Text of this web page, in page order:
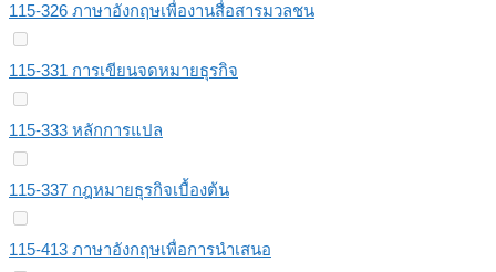
115-326 ภาษาอังกฤษเพื่องานสื่อสารมวลชน
115-331 การเขียนจดหมายธุรกิจ
115-333 หลักการแปล
115-337 กฎหมายธุรกิจเบื้องต้น
115-413 ภาษาอังกฤษเพื่อการนำเสนอ